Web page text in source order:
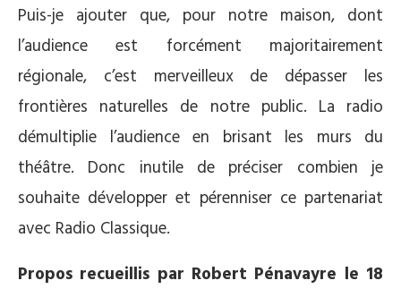
Puis-je ajouter que, pour notre maison, dont
l’audience est forcément majoritairement
régionale, c’est merveilleux de dépasser les
frontières naturelles de notre public. La radio
démultiplie l’audience en brisant les murs du
théâtre. Donc inutile de préciser combien je
souhaite développer et pérenniser ce partenariat
avec Radio Classique.
Propos recueillis par Robert Pénavayre le 18